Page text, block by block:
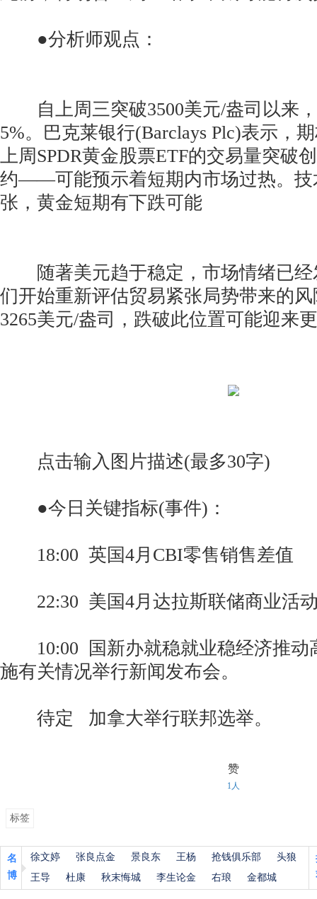
●分析师观点：
自上周三突破3500美元/盎司以来
5%。巴克莱银行(Barclays Plc)表示
上周SPDR黄金股票ETF的交易量突破
约——可能预示着短期内市场过热。技
张，黄金短期有下跌可能
随著美元趋于稳定，市场情绪已经
们开始重新评估贸易紧张局势带来的
3265美元/盎司，跌破此位置可能迎来
点击输入图片描述(最多30字)
●今日关键指标(事件)：
18:00 英国4月CBI零售销售差值
22:30 美国4月达拉斯联储商业活
10:00 国新办就稳就业稳经济推动
施有关情况举行新闻发布会。
待定 加拿大举行联邦选举。
赞
1人
标签
名
博
徐文婷 张良点金 景良东 王杨 抢钱俱乐部
头狼
王导
杜康 秋末悔城 李生论金 右琅 金都城